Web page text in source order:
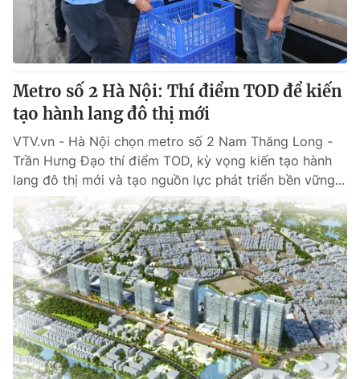
® Cấm sao chép dưới mọi hình thức nếu không có sự chấp
thuận bằng văn bản. Ghi rõ nguồn VTV.vn khi phát hành lại
thông tin từ website này.
Metro số 2 Hà Nội: Thí điểm TOD để kiến
tạo hành lang đô thị mới
VTV.vn - Hà Nội chọn metro số 2 Nam Thăng Long -
Trần Hưng Đạo thí điểm TOD, kỳ vọng kiến tạo hành
lang đô thị mới và tạo nguồn lực phát triển bền vững...